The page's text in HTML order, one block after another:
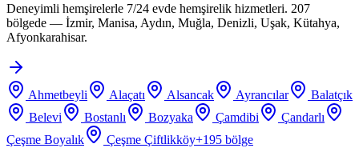
Deneyimli hemşirelerle 7/24 evde hemşirelik hizmetleri. 207
bölgede — İzmir, Manisa, Aydın, Muğla, Denizli, Uşak, Kütahya,
Afyonkarahisar.
Ahmetbeyli Alaçatı Alsancak Ayrancılar
Balatçık
Belevi
Bostanlı Bozyaka Çamdibi
Çandarlı
Çeşme Boyalık
Çeşme Çiftlikköy+195 bölge